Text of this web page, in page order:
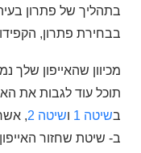
בתהליך של פתרון
בבחירת פתרון,
מכיוון שהאייפון
תוכל עוד לגבות את
בשיטה 1 ושיטה 2
,
ב- שיטת שחזור